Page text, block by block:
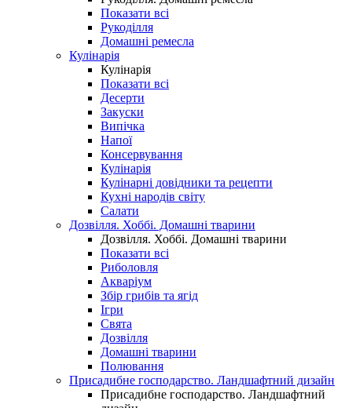
Показати всі
Рукоділля
Домашні ремесла
Кулінарія
Кулінарія
Показати всі
Десерти
Закуски
Випічка
Напої
Консервування
Кулінарія
Кулінарні довідники та рецепти
Кухні народів світу
Салати
Дозвілля. Хоббі. Домашні тварини
Дозвілля. Хоббі. Домашні тварини
Показати всі
Риболовля
Акваріум
Збір грибів та ягід
Ігри
Свята
Дозвілля
Домашні тварини
Полювання
Присадибне господарство. Ландшафтний дизайн
Присадибне господарство. Ландшафтний